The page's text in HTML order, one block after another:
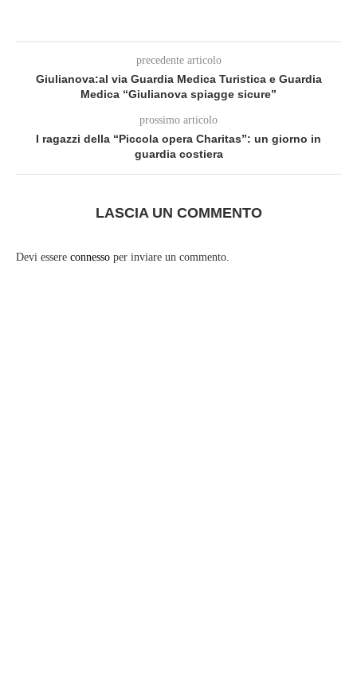
precedente articolo
Giulianova:al via Guardia Medica Turistica e Guardia
Medica “Giulianova spiagge sicure”
prossimo articolo
I ragazzi della “Piccola opera Charitas”: un giorno in
guardia costiera
LASCIA UN COMMENTO
Devi essere connesso per inviare un commento.